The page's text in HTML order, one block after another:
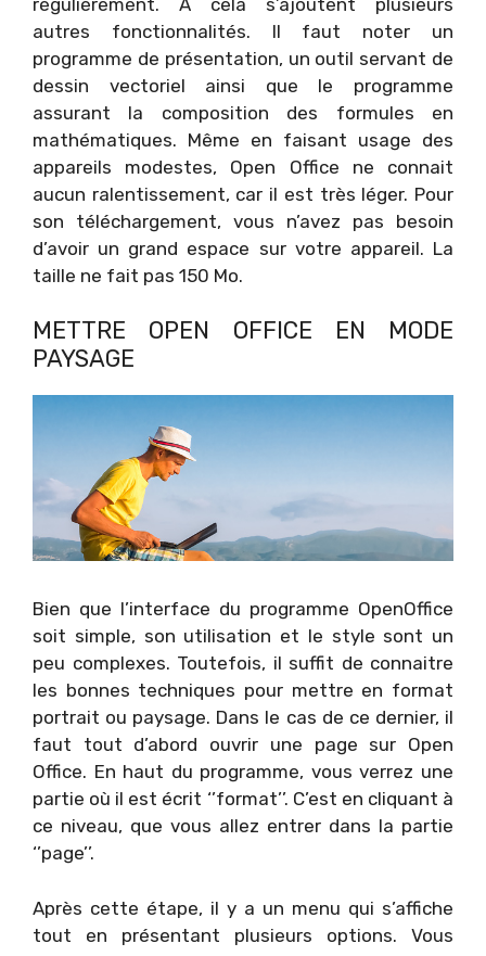
autres fonctionnalités. Il faut noter un
programme de présentation, un outil servant de
dessin vectoriel ainsi que le programme
assurant la composition des formules en
mathématiques. Même en faisant usage des
appareils modestes, Open Office ne connait
aucun ralentissement, car il est très léger. Pour
son téléchargement, vous n’avez pas besoin
d’avoir un grand espace sur votre appareil. La
taille ne fait pas 150 Mo.
METTRE OPEN OFFICE EN MODE
PAYSAGE
Bien que l’interface du programme OpenOffice
soit simple, son utilisation et le style sont un
peu complexes. Toutefois, il suffit de connaitre
les bonnes techniques pour mettre en format
portrait ou paysage. Dans le cas de ce dernier, il
faut tout d’abord ouvrir une page sur Open
Office. En haut du programme, vous verrez une
partie où il est écrit ‘’format’’. C’est en cliquant à
ce niveau, que vous allez entrer dans la partie
‘’page’’.
Après cette étape, il y a un menu qui s’affiche
tout en présentant plusieurs options. Vous